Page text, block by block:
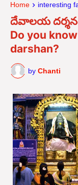
Home interesting
దేవాలయ
Do you
darshan?
by Chanti